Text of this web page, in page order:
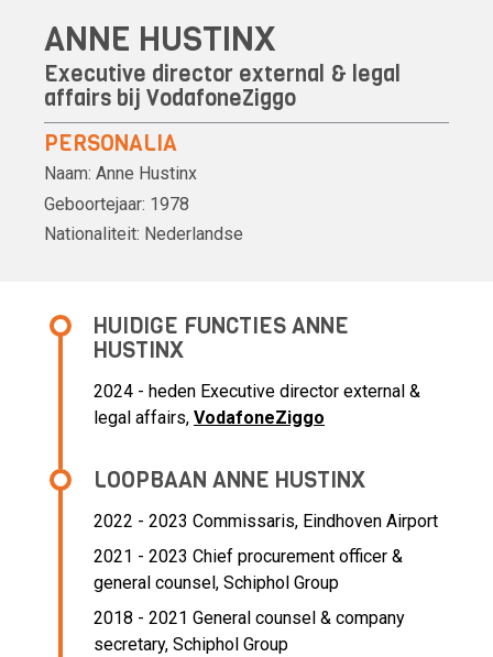
ANNE HUSTINX
Executive director external & legal
affairs bij VodafoneZiggo
PERSONALIA
Naam: Anne Hustinx
Geboortejaar: 1978
Nationaliteit: Nederlandse
HUIDIGE FUNCTIES ANNE
HUSTINX
2024 - heden Executive director external &
legal affairs, VodafoneZiggo
LOOPBAAN ANNE HUSTINX
2022 - 2023 Commissaris, Eindhoven Airport
2021 - 2023 Chief procurement officer &
general counsel, Schiphol Group
2018 - 2021 General counsel & company
secretary, Schiphol Group